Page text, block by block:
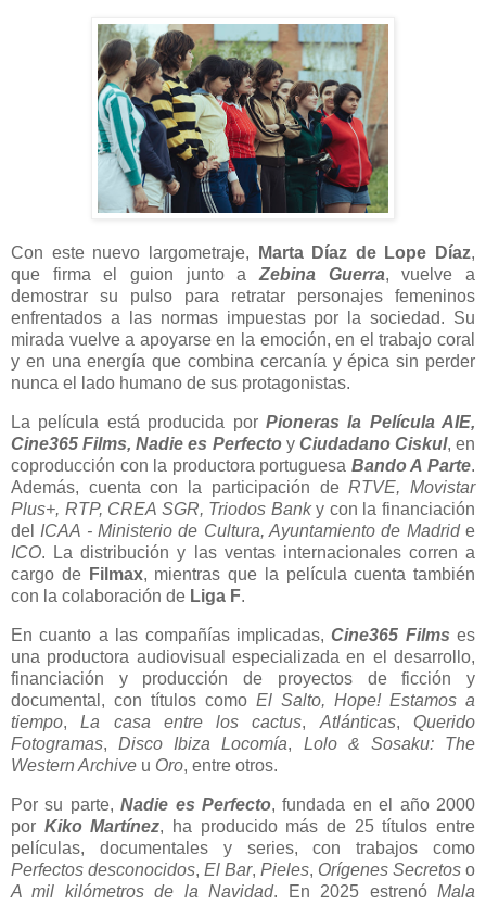
Con este nuevo largometraje, Marta Díaz de Lope Díaz,
que firma el guion junto a Zebina Guerra, vuelve a
demostrar su pulso para retratar personajes femeninos
enfrentados a las normas impuestas por la sociedad. Su
mirada vuelve a apoyarse en la emoción, en el trabajo coral
y en una energía que combina cercanía y épica sin perder
nunca el lado humano de sus protagonistas.
La película está producida por Pioneras la Película AIE,
Cine365 Films, Nadie es Perfectoy Ciudadano Ciskul, en
coproducción con la productora portuguesa Bando A Parte.
Además, cuenta con la participación deRTVE, Movistar
Plus+, RTP, CREA SGR, Triodos Banky con la financiación
del ICAA - Ministerio de Cultura, Ayuntamiento de Madride
ICO. La distribución y las ventas internacionales corren a
cargo de Filmax, mientras que la película cuenta también
con la colaboración de Liga F.
En cuanto a las compañías implicadas,Cine365 Films es
una productora audiovisual especializada en el desarrollo,
financiación y producción de proyectos de ficción y
documental, con títulos como El Salto, Hope! Estamos a
tiempo,La casa entre los cactus, Atlánticas,Querido
Fotogramas,Disco Ibiza Locomía, Lolo & Sosaku: The
Western Archive u Oro, entre otros.
Por su parte,Nadie es Perfecto, fundada en el año 2000
por Kiko Martínez, ha producido más de 25 títulos entre
películas, documentales y series, con trabajos como
Perfectos desconocidos, El Bar, Pieles, Orígenes Secretos o
A mil kilómetros de la Navidad. En 2025 estrenóMala